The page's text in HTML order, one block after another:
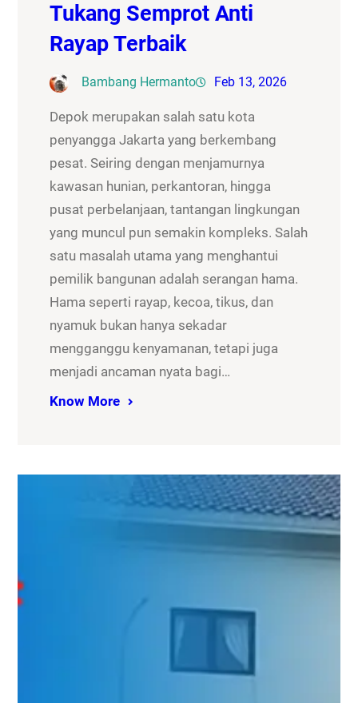
Tukang Semprot Anti
Rayap Terbaik
Bambang Hermanto Feb 13, 2026
Depok merupakan salah satu kota
penyangga Jakarta yang berkembang
pesat. Seiring dengan menjamurnya
kawasan hunian, perkantoran, hingga
pusat perbelanjaan, tantangan lingkungan
yang muncul pun semakin kompleks. Salah
satu masalah utama yang menghantui
pemilik bangunan adalah serangan hama.
Hama seperti rayap, kecoa, tikus, dan
nyamuk bukan hanya sekadar
mengganggu kenyamanan, tetapi juga
menjadi ancaman nyata bagi…
Know More